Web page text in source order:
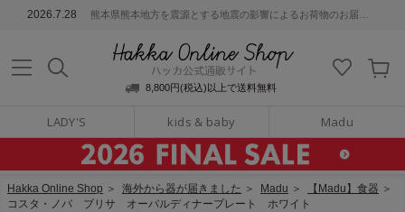
2026.7.28 熊本県熊本地方を震源とする地震の影響によるお荷物のお届けについて
8,800円(税込)以上で送料無料
LADY'S kids & baby Madu
通販サイト
Hakka Online Shop ＞ 海外から器が届きました ＞ Madu ＞ 【Madu】食器 ＞
コスタ・ノバ ブリサ オーバルディナープレート ホワイト